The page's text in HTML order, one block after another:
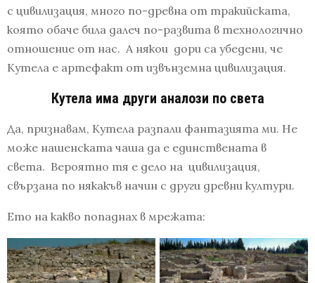
с цивилизация, много по-древна от тракийската,
която обаче била далеч по-развита в технологично
отношение от нас. А някои дори са убедени, че
Кутела е артефакт от извънземна цивилизация.
Кутела има други аналози по света
Да, признавам, Кутела разпали фантазията ми. Не
може нашенската чаша да е единствената в
света. Вероятно тя е дело на цивилизация,
свързана по някакъв начин с други древни култури.
Ето на какво попаднах в мрежата: